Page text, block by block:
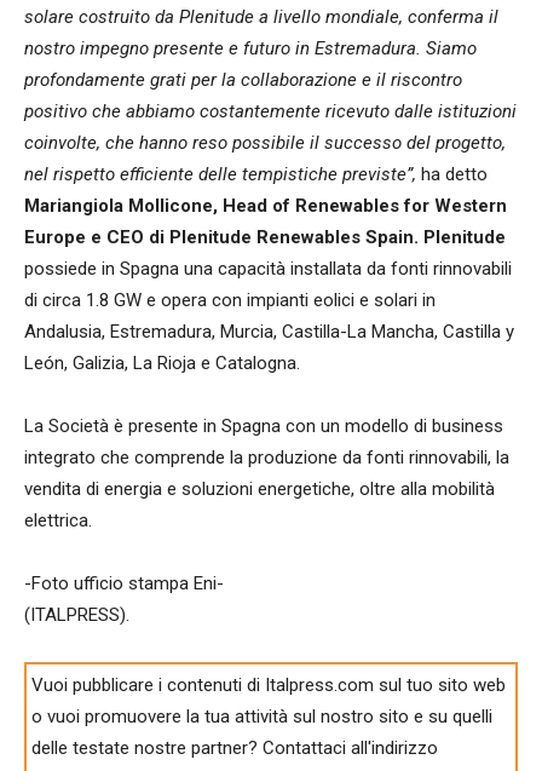
solare costruito da Plenitude a livello mondiale, conferma il
nostro impegno presente e futuro in Estremadura. Siamo
profondamente grati per la collaborazione e il riscontro
positivo che abbiamo costantemente ricevuto dalle istituzioni
coinvolte, che hanno reso possibile il successo del progetto,
nel rispetto efficiente delle tempistiche previste”, ha detto
Mariangiola Mollicone, Head of Renewables for Western
Europe e CEO di Plenitude Renewables Spain. Plenitude
possiede in Spagna una capacità installata da fonti rinnovabili
di circa 1.8 GW e opera con impianti eolici e solari in
Andalusia, Estremadura, Murcia, Castilla-La Mancha, Castilla y
León, Galizia, La Rioja e Catalogna.
La Società è presente in Spagna con un modello di business
integrato che comprende la produzione da fonti rinnovabili, la
vendita di energia e soluzioni energetiche, oltre alla mobilità
elettrica.
-Foto ufficio stampa Eni-
(ITALPRESS).
Vuoi pubblicare i contenuti di Italpress.com sul tuo sito web
o vuoi promuovere la tua attività sul nostro sito e su quelli
delle testate nostre partner? Contattaci all'indirizzo